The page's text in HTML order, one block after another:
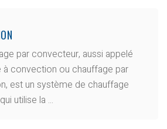
par convecteur, aussi appelé
à convection ou chauffage par
est un système de chauffage
utilise la ...